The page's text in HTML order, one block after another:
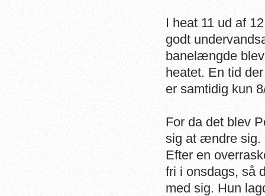
I heat 11 ud af
godt
banelængde blev
heatet. En tid
er samtidig kun
For da det blev
sig at ændre sig.
Efter en
fri i onsdags, så
med sig. Hun